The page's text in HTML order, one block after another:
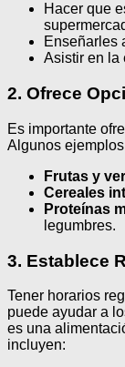
Hacer que
Enseñarles
Asistir en la
2. Ofrece
Es importante
Algunos
Frutas y
Cereales
Proteínas
legumbres.
3. Establece
Tener horarios
puede ayudar a
es una
incluyen: